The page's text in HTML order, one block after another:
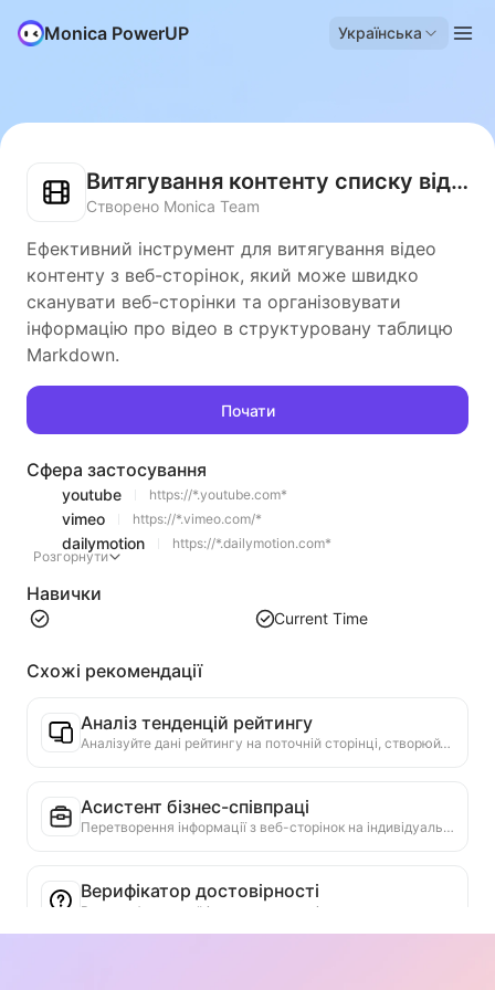
Monica PowerUP Українська
Витягування контенту списку відео
Створено Monica Team
Ефективний інструмент для витягування відео
контенту з веб-сторінок, який може швидко
сканувати веб-сторінки та організовувати
інформацію про відео в структуровану таблицю
Markdown.
Почати
Сфера застосування
youtube https://*.youtube.com*
vimeo https://*.vimeo.com/*
dailymotion
https://*.dailymotion.com*
Розгорнути
Навички
Current Time
Схожі рекомендації
Аналіз тенденцій рейтингу
Аналізуйте дані рейтингу на поточній сторінці, створюйте звіти про тенденції. Визначайте популярні категорії, швидко зростаючі типи продуктів та нові технології. Надавайте миттєві ринкові інсайти, щоб допомогти вам зрозуміти останні тенденції продуктів та ринкові рухи.
Асистент бізнес-співпраці
Перетворення інформації з веб-сторінок на індивідуальні комерційні пропозиції, приватні повідомлення для співпраці, надання готових шаблонів та посібників для подальшої роботи, спрощення процесу співпраці.
Верифікатор достовірності